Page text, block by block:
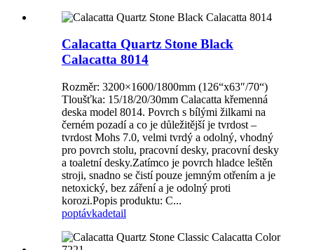
Calacatta Quartz Stone Black
Calacatta 8014
Rozměr: 3200×1600/1800mm (126“x63″/70“)
Tloušťka: 15/18/20/30mm Calacatta křemenná
deska model 8014. Povrch s bílými žilkami na
černém pozadí a co je důležitější je tvrdost –
tvrdost Mohs 7.0, velmi tvrdý a odolný, vhodný
pro povrch stolu, pracovní desky, pracovní desky
a toaletní desky.Zatímco je povrch hladce leštěn
stroji, snadno se čistí pouze jemným otřením a je
netoxický, bez záření a je odolný proti
korozi.Popis produktu: C...
poptávkadetail